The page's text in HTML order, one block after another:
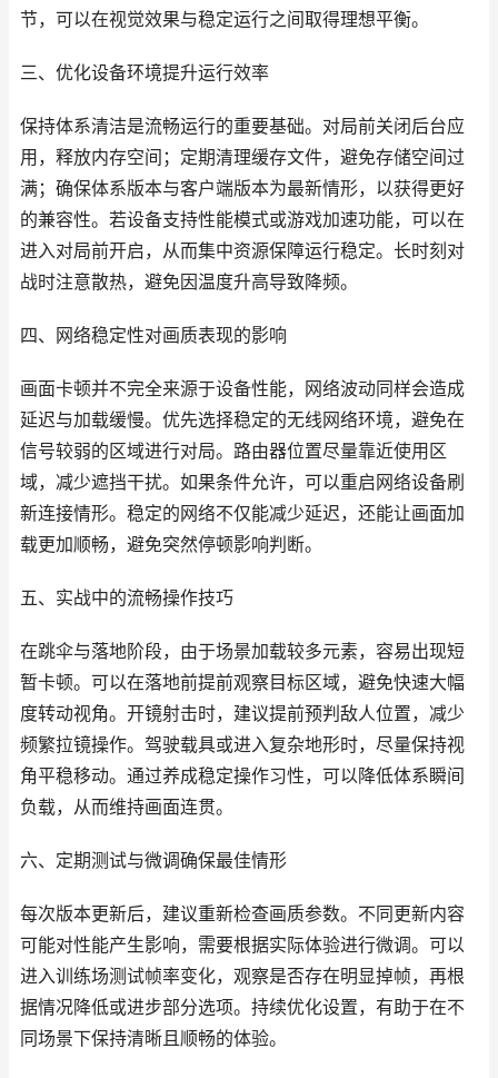
节，可以在视觉效果与稳定运行之间取得理想平衡。
三、优化设备环境提升运行效率
保持体系清洁是流畅运行的重要基础。对局前关闭后台应
用，释放内存空间；定期清理缓存文件，避免存储空间过
满；确保体系版本与客户端版本为最新情形，以获得更好
的兼容性。若设备支持性能模式或游戏加速功能，可以在
进入对局前开启，从而集中资源保障运行稳定。长时刻对
战时注意散热，避免因温度升高导致降频。
四、网络稳定性对画质表现的影响
画面卡顿并不完全来源于设备性能，网络波动同样会造成
延迟与加载缓慢。优先选择稳定的无线网络环境，避免在
信号较弱的区域进行对局。路由器位置尽量靠近使用区
域，减少遮挡干扰。如果条件允许，可以重启网络设备刷
新连接情形。稳定的网络不仅能减少延迟，还能让画面加
载更加顺畅，避免突然停顿影响判断。
五、实战中的流畅操作技巧
在跳伞与落地阶段，由于场景加载较多元素，容易出现短
暂卡顿。可以在落地前提前观察目标区域，避免快速大幅
度转动视角。开镜射击时，建议提前预判敌人位置，减少
频繁拉镜操作。驾驶载具或进入复杂地形时，尽量保持视
角平稳移动。通过养成稳定操作习性，可以降低体系瞬间
负载，从而维持画面连贯。
六、定期测试与微调确保最佳情形
每次版本更新后，建议重新检查画质参数。不同更新内容
可能对性能产生影响，需要根据实际体验进行微调。可以
进入训练场测试帧率变化，观察是否存在明显掉帧，再根
据情况降低或进步部分选项。持续优化设置，有助于在不
同场景下保持清晰且顺畅的体验。